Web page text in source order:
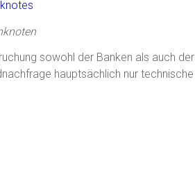
sowohl der Banken als auch der
hauptsächlich nur technische